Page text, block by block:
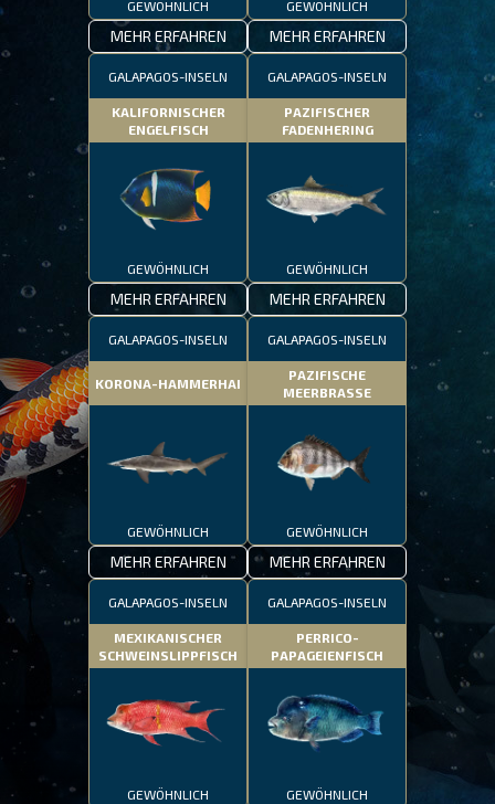
GEWÖHNLICH
MEHR ERFAHREN
GEWÖHNLICH
MEHR ERFAHREN
GALAPAGOS-INSELN
KALIFORNISCHER
ENGELFISCH
GEWÖHNLICH
MEHR ERFAHREN
GALAPAGOS-INSELN
PAZIFISCHER
FADENHERING
GEWÖHNLICH
MEHR ERFAHREN
GALAPAGOS-INSELN
KORONA-HAMMERHAI
GEWÖHNLICH
MEHR ERFAHREN
GALAPAGOS-INSELN
PAZIFISCHE
MEERBRASSE
GEWÖHNLICH
MEHR ERFAHREN
GALAPAGOS-INSELN
MEXIKANISCHER
SCHWEINSLIPPFISCH
GEWÖHNLICH
GALAPAGOS-INSELN
PERRICO-
PAPAGEIENFISCH
GEWÖHNLICH